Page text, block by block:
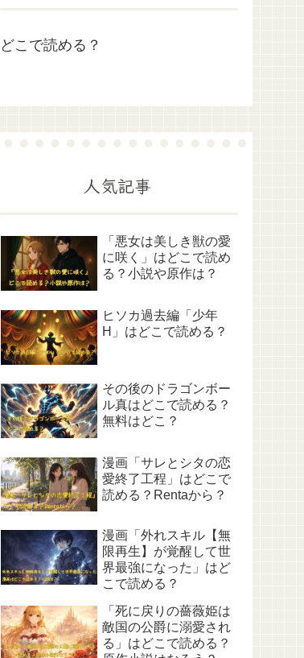
どこで読める？
人気記事
「悪女は美しき獣の愛
に咲く」はどこで読め
る？小説や原作は？
ヒソカ過去編「少年
H」はどこで読める？
その後のドラゴンボー
ル真はどこで読める？
無料はどこ？
漫画「サレとシタの恋
愛終了工程」はどこで
読める？Rentaから？
漫画「外れスキル【無
限再生】が覚醒して世
界最強になった」はど
こで読める？
「死に戻りの薔薇姫は
敵国の公爵に溺愛され
る」はどこで読める？